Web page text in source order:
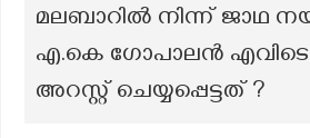
മലബാറിൽ നിന്ന് ജാഥ
എ.കെ ഗോപാലൻ
അറസ്റ്റ് ചെയ്യപ്പെട്ടത് ?